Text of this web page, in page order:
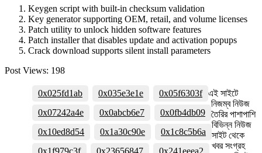
Keygen script with built-in checksum validation
Key generator supporting OEM, retail, and volume licenses
Patch utility to unlock hidden software features
Patch installer that disables update and activation popups
Crack download supports silent install parameters
Post Views: 198
0x025fd1ab 0x035e3e1e
0x05f6303f
0x07242a4e
0x0abcb6e7
0x0fb4db09
0x10ed8d54
0x1a30c90e
0x1c8c5b6a
0x1f979c3f
0x23656847
0x241eeea2
এই সাইটে
নিজম্ব নিউজ
তৈরির পাশাপাশি
বিভিন্ন নিউজ
সাইট থেকে
খবর সংগ্রহ